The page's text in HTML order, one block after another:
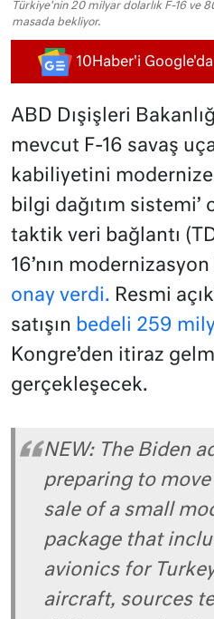
Türkiye'nin 20 milyar dolarlık F-16 ve
masada bekliyor.
10Haber'i
ABD Dışişleri
mevcut F-16 savaş
kabiliyetini modernize
bilgi dağıtım sistemi’
taktik veri bağlantı
16’nın
onay verdi. Resmi
satışın bedeli 259
Kongre’den itiraz
gerçekleşecek.
NEW: The Biden
preparing to
sale of a small
package that
avionics for
aircraft, sources